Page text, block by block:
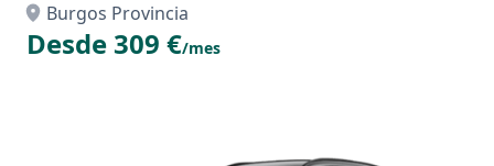
Burgos Provincia
Desde 309 €/mes